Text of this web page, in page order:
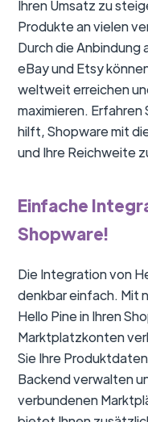
Ihren Umsatz zu
Produkte an vielen
Durch die Anbindung
eBay und Etsy
weltweit erreichen
maximieren. Erfahren
hilft, Shopware mit
und Ihre Reichweite
Einfache
Shopware!
Die Integration von
denkbar einfach. Mit
Hello Pine in Ihren
Marktplatzkonten
Sie Ihre
Backend verwalten
verbundenen